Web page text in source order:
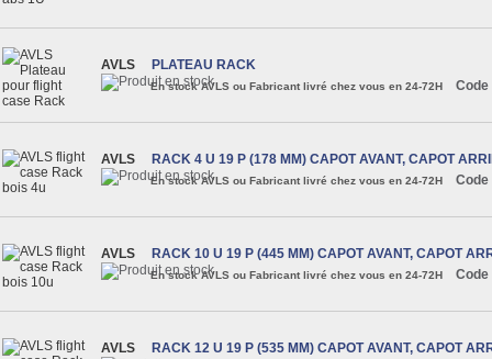
AVLS PLATEAU RACK
En stock AVLS ou Fabricant livré chez vous en 24-72H Code
AVLS RACK 4 U 19 P (178 MM) CAPOT AVANT, CAPOT
En stock AVLS ou Fabricant livré chez vous en 24-72H Code
AVLS RACK 10 U 19 P (445 MM) CAPOT AVANT, CAPOT
En stock AVLS ou Fabricant livré chez vous en 24-72H Code
AVLS RACK 12 U 19 P (535 MM) CAPOT AVANT, CAPOT